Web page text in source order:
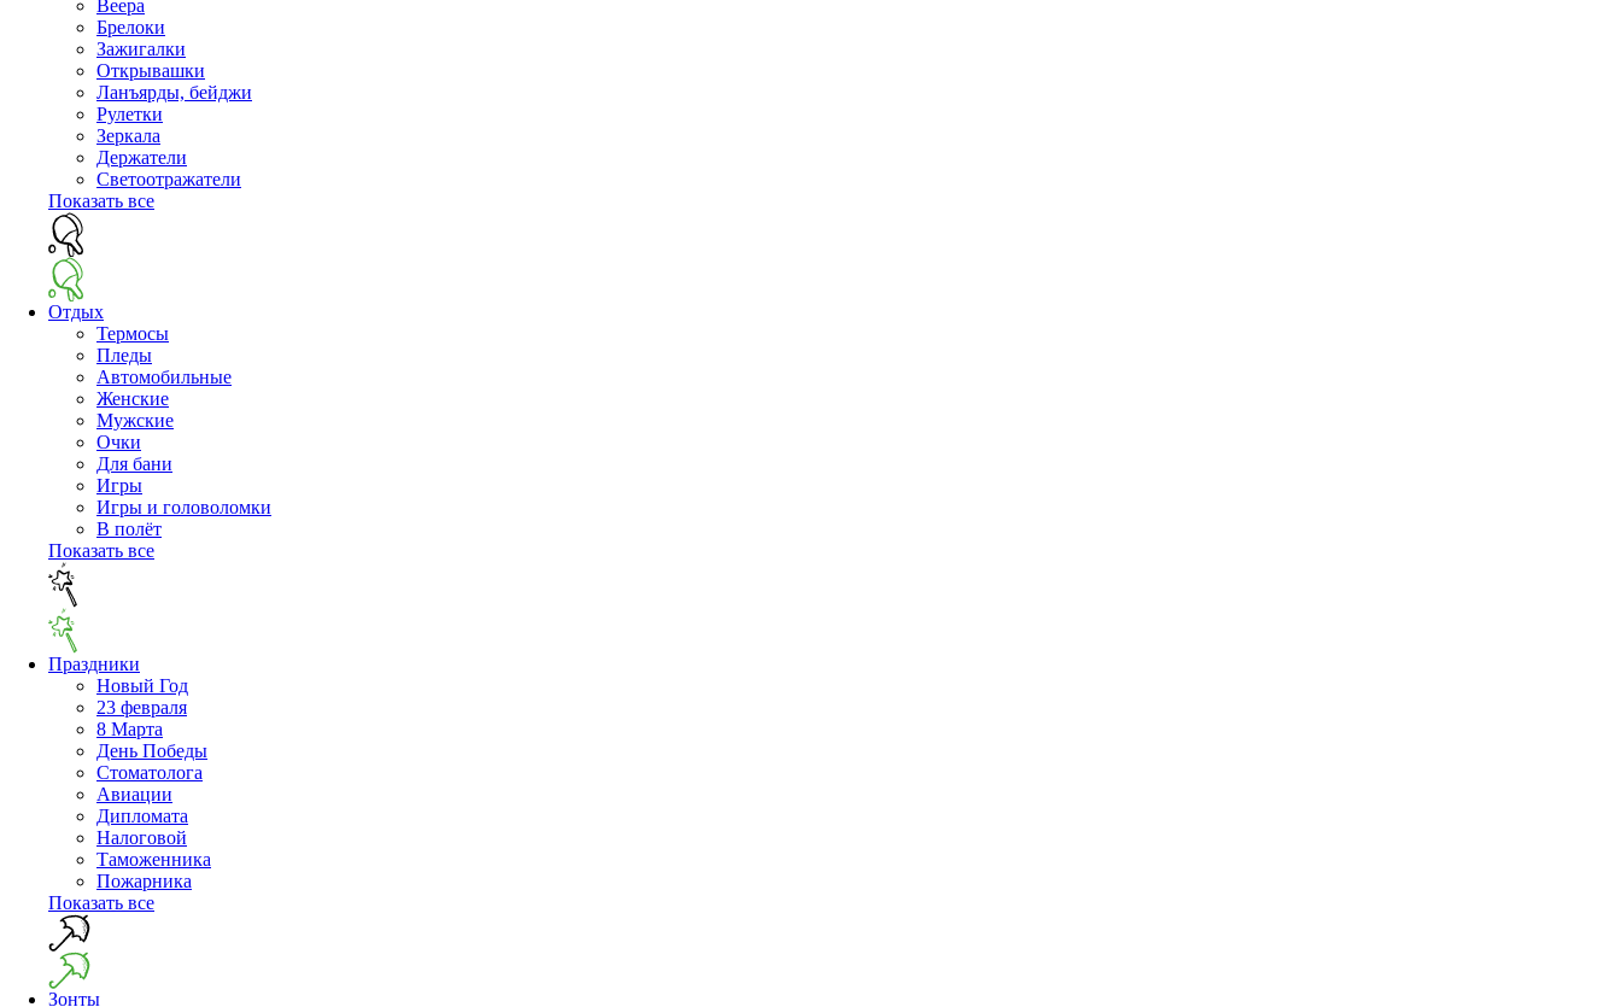
Веера
Брелоки
Зажигалки
Открывашки
Ланъярды, бейджи
Рулетки
Зеркала
Держатели
Светоотражатели
Показать все
Отдых
Термосы
Пледы
Автомобильные
Женские
Мужские
Очки
Для бани
Игры
Игры и головоломки
В полёт
Показать все
Праздники
Новый Год
23 февраля
8 Марта
День Победы
Cтоматолога
Авиации
Дипломата
Налоговой
Таможенника
Пожарника
Показать все
Зонты